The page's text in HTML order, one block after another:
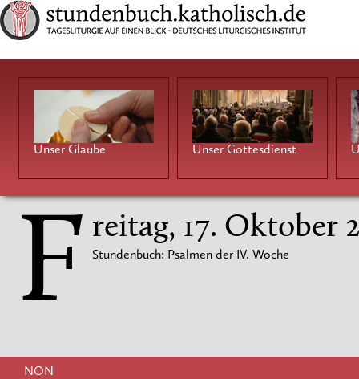
Unser Glaube Unser Gottesdienst
F reitag, 17. Oktober
Stundenbuch: Psalmen der IV. Woche
NON